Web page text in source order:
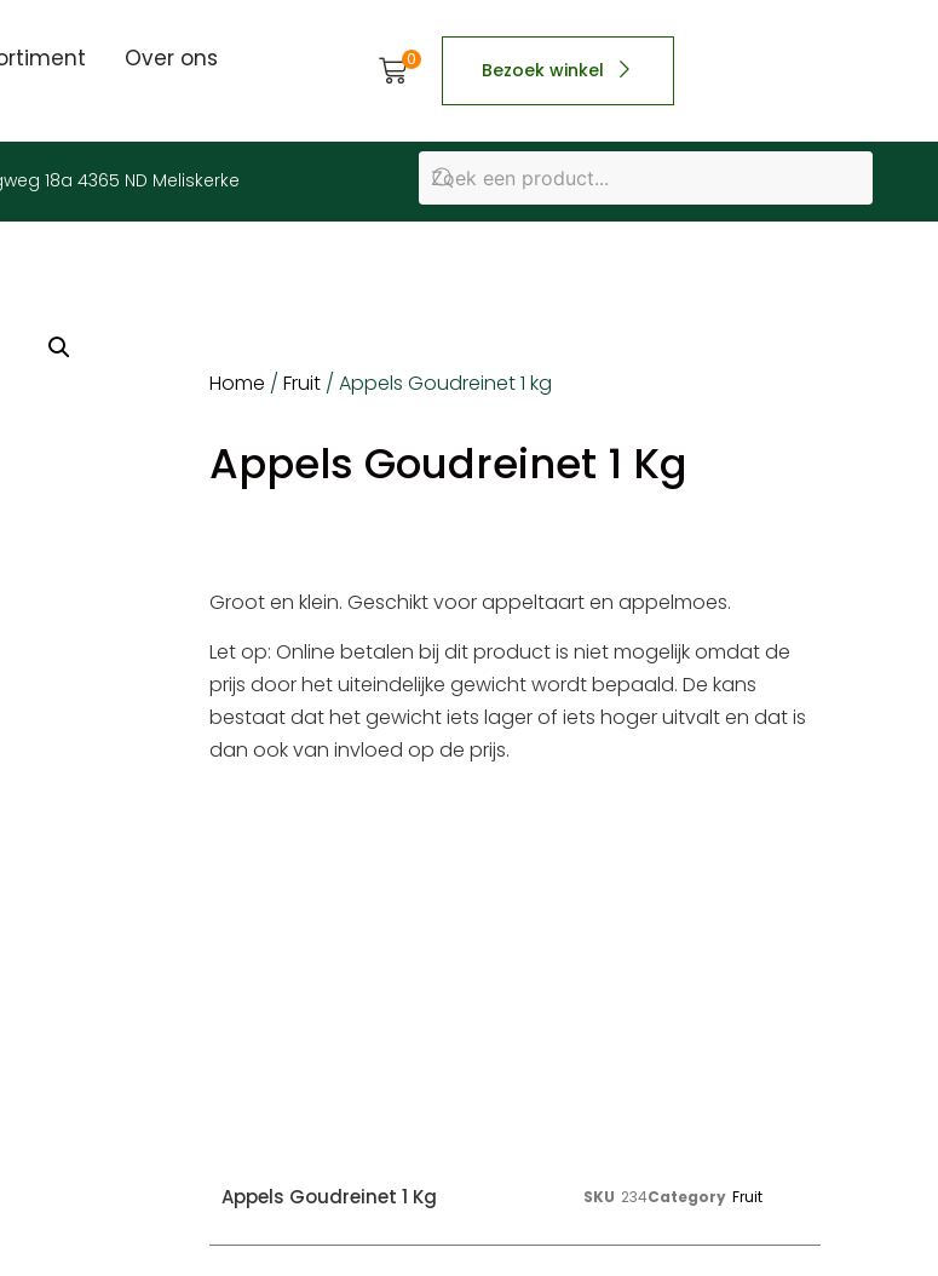
Over ons
0 Bezoek winkel
18a 4365 ND Meliskerke
Home /Fruit / Appels Goudreinet 1 kg
Appels Goudreinet 1 Kg
Groot en klein. Geschikt voor appeltaart en appelmoes.
Let op: Online betalen bij dit product is niet mogelijk omdat de
prijs door het uiteindelijke gewicht wordt bepaald. De kans
bestaat dat het gewicht iets lager of iets hoger uitvalt en dat is
dan ook van invloed op de prijs.
Appels Goudreinet 1 Kg SKU 234Category Fruit